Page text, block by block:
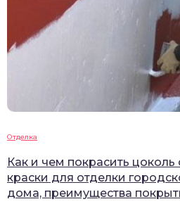
Отделка
Как и чем покрасить
краски для отделки
дома, преимущества